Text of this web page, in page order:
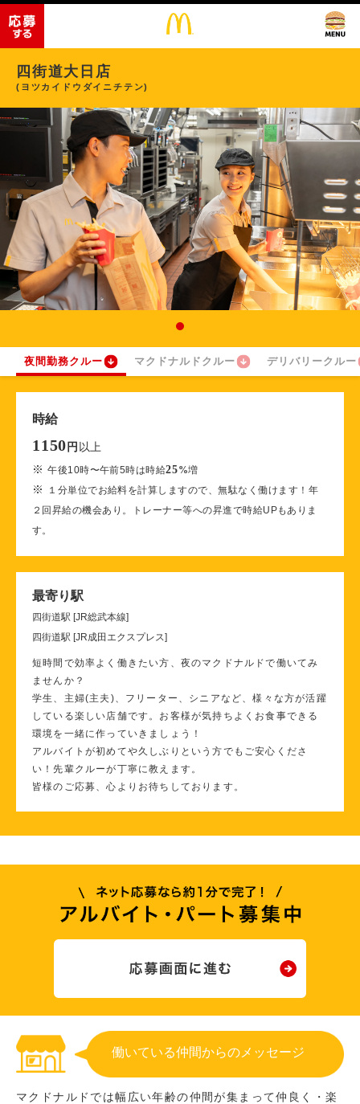
四街道大日店
(ヨツカイドウダイニチテン)
夜間勤務クルー マクドナルドクルー デリバリークルー
時給
1150 円 以上
※午後10時〜午前5時は時給25%増
※
１分単位でお給料を計算しますので、無駄なく働けます！年
２回昇給の機会あり。トレーナー等への昇進で時給UPもありま
す。
最寄り駅
四街道駅 [JR総武本線]
四街道駅 [JR成田エクスプレス]
短時間で効率よく働きたい方、夜のマクドナルドで働いてみ
ませんか？
学生、主婦(主夫)、フリーター、シニアなど、様々な方が活躍
している楽しい店舗です。お客様が気持ちよくお食事できる
環境を一緒に作っていきましょう！
アルバイトが初めてや久しぶりという方でもご安心くださ
い！先輩クルーが丁寧に教えます。
皆様のご応募、心よりお待ちしております。
働いている仲間からのメッセージ
マクドナルドでは幅広い年齢の仲間が集まって仲良く・楽